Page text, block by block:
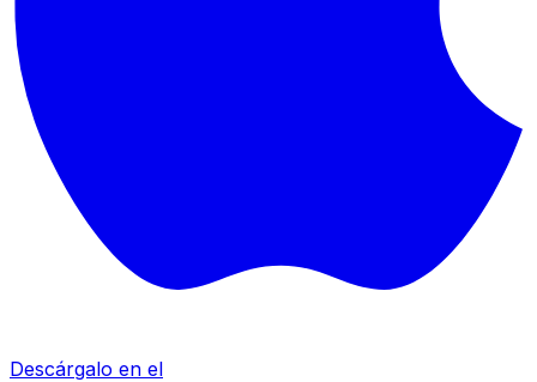
Descárgalo en el